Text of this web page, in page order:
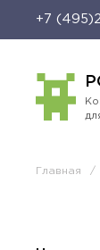
+7
Главная /